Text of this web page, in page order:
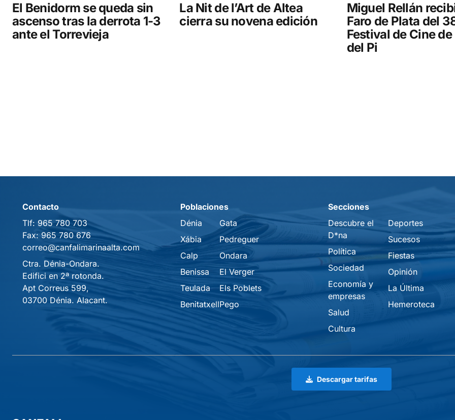
El Benidorm se queda sin
ascenso tras la derrota 1-3
ante el Torrevieja
La Nit de l’Art de Altea
cierra su novena edición
Miguel Rellán
Faro de Plata del
Festival de Cine de
del Pi
Contacto
Tlf: 965 780 703
Fax: 965 780 676
correo@canfalimarinaalta.com
Ctra. Dénia-Ondara.
Edifici en 2ª rotonda.
Apt Correus 599,
03700 Dénia. Alacant.
Poblaciones
Dénia
Xábia
Calp
Benissa
Teulada
Benitatxell
Gata
Pedreguer
Ondara
El Verger
Els Poblets
Pego
Secciones
Descubre el
D*na
Política
Sociedad
Economía y
empresas
Salud
Cultura
Deportes
Sucesos
Fiestas
Opinión
La Última
Hemeroteca
Descargar tarifas